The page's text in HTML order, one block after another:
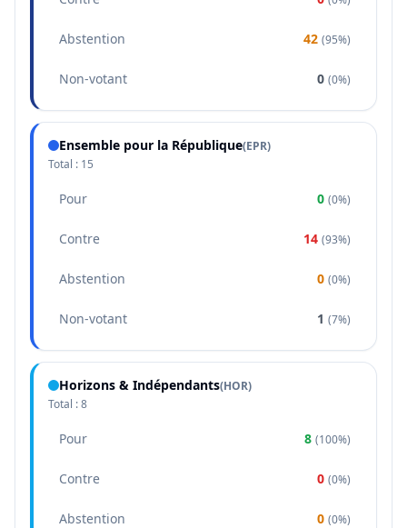
Abstention 42 (95%)
Non-votant 0 (0%)
Ensemble pour la République(EPR)
Total : 15
Pour 0 (0%)
Contre 14 (93%)
Abstention 0 (0%)
Non-votant 1 (7%)
Horizons & Indépendants(HOR)
Total :8
Pour 8 (100%)
Contre 0 (0%)
Abstention 0 (0%)